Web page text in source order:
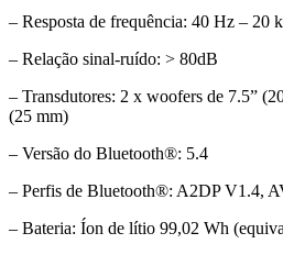
– Resposta de frequência: 40 Hz – 20
– Relação sinal-ruído: > 80dB
– Transdutores: 2 x woofers de 7.5”
(25 mm)
– Versão do Bluetooth®: 5.4
– Perfis de Bluetooth®: A2DP V1.4,
– Bateria: Íon de lítio 99,02 Wh